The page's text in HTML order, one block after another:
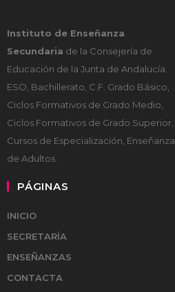
Instituto de Enseñanza
Secundaria de la Consejería de
Educación de la Junta de Andalucía.
ESO, Bachillerato, C.F. Grado Básico,
Ciclos Formativos de Grado Medio,
Ciclos Formativos de Grado Superior,
Cursos de Especialización, Enseñanza
de Adultos.
PÁGINAS
INICIO
SECRETARÍA
ENSEÑANZAS
CONTACTA